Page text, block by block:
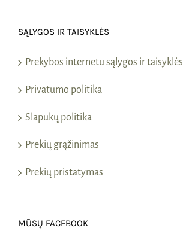
SĄLYGOS IR TAISYKLĖS
Prekybos internetu sąlygos ir taisyklės
Privatumo politika
Slapukų politika
Prekių grąžinimas
Prekių pristatymas
MŪSŲ FACEBOOK